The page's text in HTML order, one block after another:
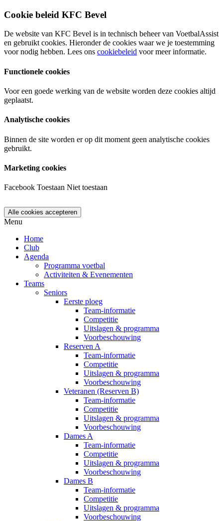
Cookie beleid KFC Bevel
De website van KFC Bevel is in technisch beheer van VoetbalAssist
en gebruikt cookies. Hieronder de cookies waar we je toestemming
voor nodig hebben. Lees ons cookiebeleid voor meer informatie.
Functionele cookies
Voor een goede werking van de website worden deze cookies altijd
geplaatst.
Analytische cookies
Binnen de site worden er op dit moment geen analytische cookies
gebruikt.
Marketing cookies
Facebook Toestaan Niet toestaan
Menu
Home
Club
Agenda
Programma voetbal
Activiteiten & Evenementen
Teams
Seniors
Eerste ploeg
Team-informatie
Competitie
Uitslagen & programma
Voorbeschouwing
Reserven A
Team-informatie
Competitie
Uitslagen & programma
Voorbeschouwing
Veteranen (Reserven B)
Team-informatie
Competitie
Uitslagen & programma
Voorbeschouwing
Dames A
Team-informatie
Competitie
Uitslagen & programma
Voorbeschouwing
Dames B
Team-informatie
Competitie
Uitslagen & programma
Voorbeschouwing